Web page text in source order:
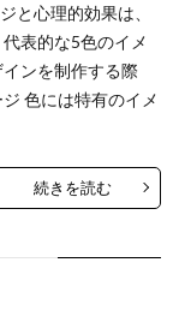
と心理的効果は、
表的な5色のイメ
ンを制作する際
色には特有のイメ
続きを読む